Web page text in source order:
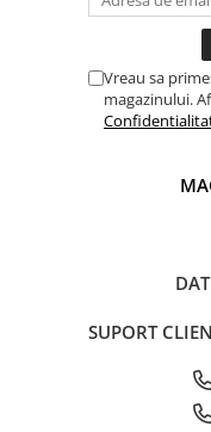
Vreau sa
magazinului.
SUPORT